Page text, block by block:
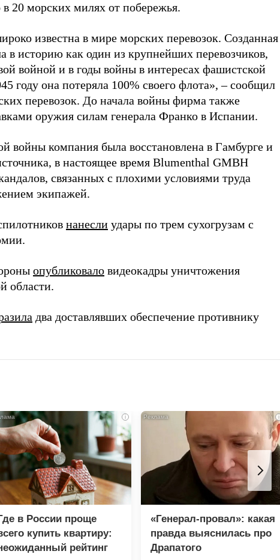
20 морских милях от побережья.
известна в мире морских перевозок. Созданная
в историю как один из крупнейших перевозчиков,
войной и в годы войны в интересах фашистской
году она потеряла 100% своего флота», – сообщил
перевозок. До начала войны фирма также
оружия силам генерала Франко в Испании.
войны компания была восстановлена в Гамбурге и
в настоящее время Blumenthal GMBH
связанных с плохими условиями труда
экипажей.
нанесли удары по трем сухогрузам с
опубликовало видеокадры уничтожения
области.
два доставлявших обеспечение противнику
i
в России проще
купить квартиру:
рейтинг
i
«Генерал-провал»: какая
правда выяснилась про
Драпатого